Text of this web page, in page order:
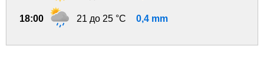
18:00 21 до 25 °C 0,4 mm